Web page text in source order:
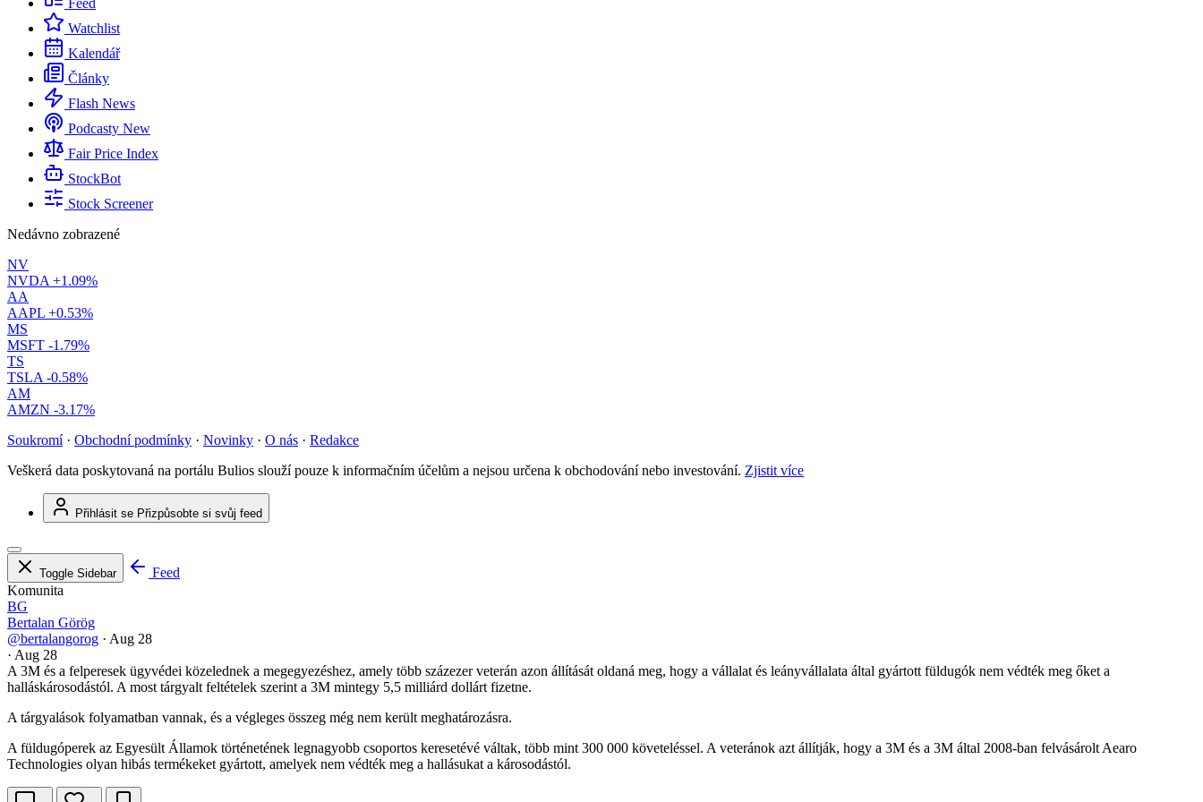
Feed
Watchlist
Kalendář
Články
Flash News
Podcasty New
Fair Price Index
StockBot
Stock Screener
Nedávno zobrazené
NV
NVDA +1.09%
AA
AAPL +0.53%
MS
MSFT -1.79%
TS
TSLA -0.58%
AM
AMZN -3.17%
Soukromí · Obchodní podmínky · Novinky · O nás · Redakce
Veškerá data poskytovaná na portálu Bulios slouží pouze k informačním účelům a nejsou určena k obchodování nebo investování. Zjistit více
Přihlásit se Přizpůsobte si svůj feed
Toggle Sidebar
Feed
Komunita
BG
Bertalan Görög
@bertalangorog · Aug 28
· Aug 28
A 3M és a felperesek ügyvédei közelednek a megegyezéshez, amely több százezer veterán azon állítását oldaná meg, hogy a vállalat és leányvállalata által gyártott füldugók nem védték meg őket a
halláskárosodástól. A most tárgyalt feltételek szerint a 3M mintegy 5,5 milliárd dollárt fizetne.
A tárgyalások folyamatban vannak, és a végleges összeg még nem került meghatározásra.
A füldugóperek az Egyesült Államok történetének legnagyobb csoportos keresetévé váltak, több mint 300 000 követeléssel. A veteránok azt állítják, hogy a 3M és a 3M által 2008-ban felvásárolt Aearo
Technologies olyan hibás termékeket gyártott, amelyek nem védték meg a hallásukat a károsodástól.